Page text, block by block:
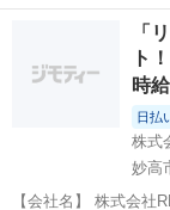
ッフ」リゾート地で
履歴書来社不要でらくらく！ 【コメント】 ＼新規
の大募集★／ ...
「
ト
時
日払
株式
妙高
【会社名】 株式会社RESORT